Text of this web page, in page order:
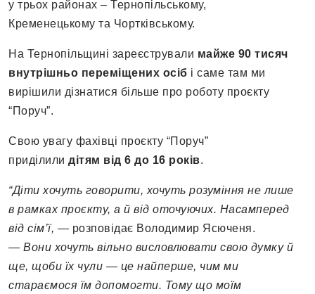
у трьох районах – Тернопільському,
Кременецькому та Чортківському.
На Тернопільщині зареєстрували майже 90 тисяч
внутрішньо переміщених осіб і саме там ми
вирішили дізнатися більше про роботу проєкту
“Поруч”.
Свою увагу фахівці проєкту “Поруч”
приділили дітям від 6 до 16 років.
“Діти хочуть говорити, хочуть розуміння не лише
в рамках проєкту, а й від оточуючих. Насамперед
від сім’ї, — розповідає Володимир Ясюченя.
— Вони хочуть вільно висловлювати свою думку й
ще, щоби їх чули — це найперше, чим ми
стараємося їм допомогти. Тому що моїм